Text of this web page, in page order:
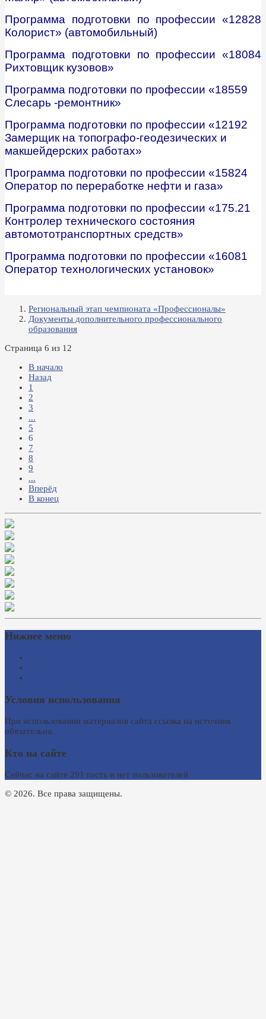
Программа подготовки по профессии «12828
Колорист» (автомобильный)
Программа подготовки по профессии «18084
Рихтовщик кузовов»
Программа подготовки по профессии «18559
Слесарь -ремонтник»
Программа подготовки по профессии «12192
Замерщик на топографо-геодезических и
макшейдерских работах»
Программа подготовки по профессии «15824
Оператор по переработке нефти и газа»
Программа подготовки по профессии «175.21
Контролер технического состояния
автомототранспортных средств»
Программа подготовки по профессии «16081
Оператор технологических установок»
Региональный этап чемпионата «Профессионалы»
Документы дополнительного профессионального
образования
Страница 6 из 12
В начало
Назад
1
2
3
...
5
6
7
8
9
...
Вперёд
В конец
Нижнее меню
Условия использования
При использовании материалов сайта ссылка на источник
обязательна.
Кто на сайте
Сейчас на сайте 291 гость и нет пользователей
© 2026. Все права защищены.